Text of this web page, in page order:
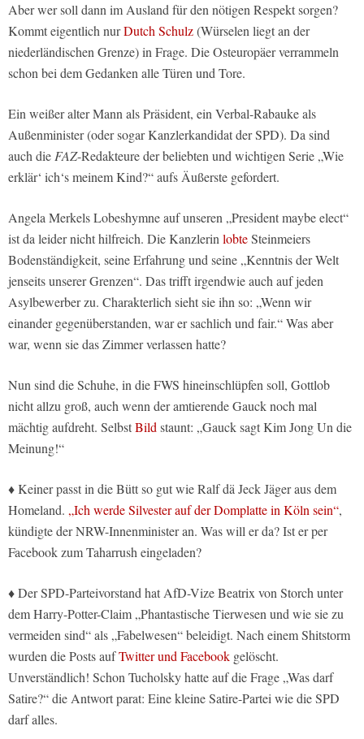
Aber wer soll dann im Ausland für den nötigen Respekt sorgen?
Kommt eigentlich nurDutch Schulz(Würselen liegt an der
niederländischen Grenze) in Frage. Die Osteuropäer verrammeln
schon bei dem Gedanken alle Türen und Tore.
Ein weißer alter Mann als Präsident, ein Verbal-Rabauke als
Außenminister (oder sogar Kanzlerkandidat der SPD). Da sind
auch dieFAZ-Redakteure der beliebten und wichtigen Serie „Wie
erklär‘ ich‘s meinem Kind?“ aufs Äußerste gefordert.
Angela Merkels Lobeshymne auf unseren „President maybe elect“
ist da leider nicht hilfreich. Die KanzlerinlobteSteinmeiers
Bodenständigkeit, seine Erfahrung und seine „Kenntnis der Welt
jenseits unserer Grenzen“. Das trifft irgendwie auch auf jeden
Asylbewerber zu. Charakterlich sieht sie ihn so: „Wenn wir
einander gegenüberstanden, war er sachlich und fair.“ Was aber
war, wenn sie das Zimmer verlassen hatte?
Nun sind die Schuhe, in die FWS hineinschlüpfen soll, Gottlob
nicht allzu groß, auch wenn der amtierende Gauck noch mal
mächtig aufdreht. SelbstBildstaunt: „Gauck sagt Kim Jong Un die
Meinung!“
♦ Keiner passt in die Bütt so gut wie Ralf dä Jeck Jäger aus dem
Homeland. „Ich werde Silvester auf der Domplatte in Köln sein“,
kündigte der NRW-Innenminister an. Was will er da? Ist er per
Facebook zum Taharrush eingeladen?
♦ Der SPD-Parteivorstand hat AfD-Vize Beatrix von Storch unter
dem Harry-Potter-Claim „Phantastische Tierwesen und wie sie zu
vermeiden sind“ als „Fabelwesen“ beleidigt. Nach einem Shitstorm
wurden die Posts aufTwitter und Facebook gelöscht.
Unverständlich! Schon Tucholsky hatte auf die Frage „Was darf
Satire?“ die Antwort parat: Eine kleine Satire-Partei wie die SPD
darf alles.